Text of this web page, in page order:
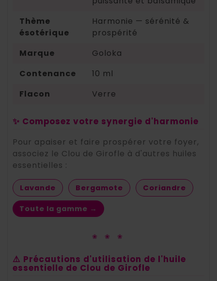
Thème
ésotérique
Harmonie — sérénité &
prospérité
Marque
Goloka
Contenance
10 ml
Flacon
Verre
✨ Composez votre synergie d'harmonie
Pour apaiser et faire prospérer votre foyer,
associez le Clou de Girofle à d'autres huiles
essentielles :
Lavande Bergamote Coriandre
Toute la gamme →
❀ ❀ ❀
⚠️ Précautions d'utilisation de l'huile
essentielle de Clou de Girofle